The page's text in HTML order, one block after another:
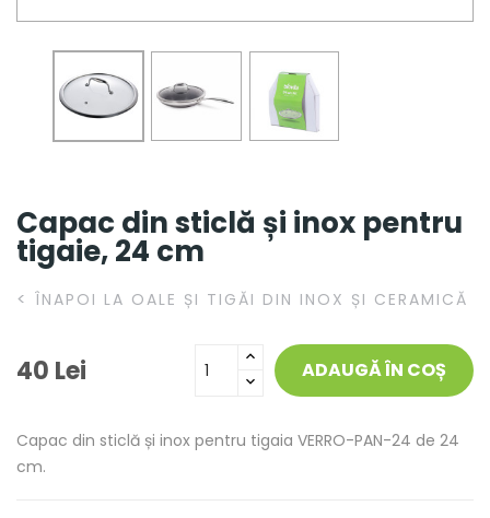
Capac din sticlă și inox pentru
tigaie, 24 cm
< ÎNAPOI LA OALE ȘI TIGĂI DIN INOX ȘI CERAMICĂ
40 Lei ADAUGĂ ÎN COȘ
Capac din sticlă și inox pentru tigaia VERRO-PAN-24 de 24
cm.